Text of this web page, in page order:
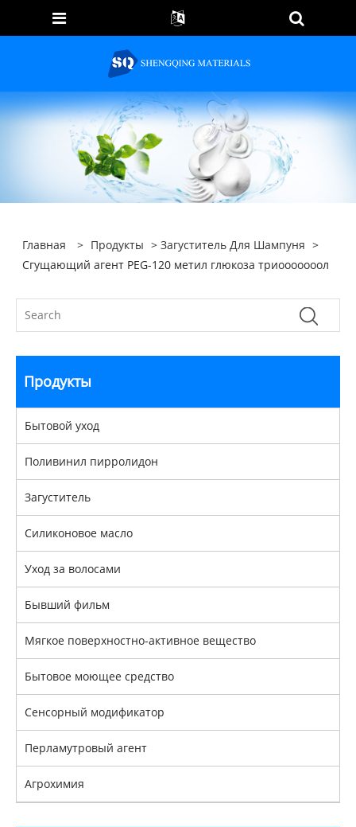
Главная > Продукты >Загуститель Для Шампуня >
Сгущающий агент PEG-120 метил глюкоза триооооооол
Продукты
Бытовой уход
Поливинил пирролидон
Загуститель
Силиконовое масло
Уход за волосами
Бывший фильм
Мягкое поверхностно-активное вещество
Бытовое моющее средство
Сенсорный модификатор
Перламутровый агент
Агрохимия